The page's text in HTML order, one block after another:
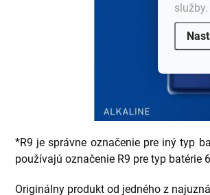
služby.
*R9 je správne označenie pre iný typ
používajú označenie R9 pre typ batérie
Originálny produkt od jedného z